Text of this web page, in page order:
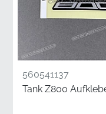
ihren Status als
Anatomische
komplexen
Seitenverkleidung
folgen.
560541137
Tank Z800